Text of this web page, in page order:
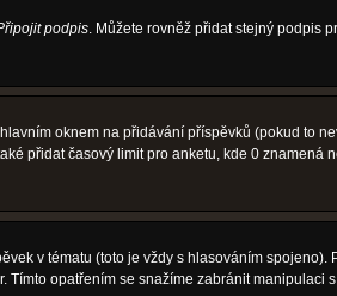
podpis. Můžete rovněž přidat stejný podpis
oknem na přidávání příspěvků (pokud to
přidat časový limit pro anketu, kde 0 znamená
v tématu (toto je vždy s hlasováním spojeno).
opatřením se snažíme zabránit manipulaci